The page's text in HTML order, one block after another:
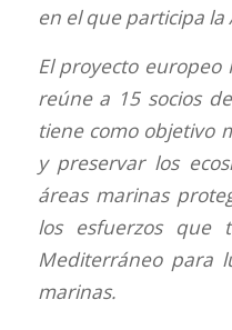
en el que participa la
El proyecto europeo
reúne a 15 socios
tiene como objetivo
y preservar los
áreas marinas
los esfuerzos que
Mediterráneo para
marinas.